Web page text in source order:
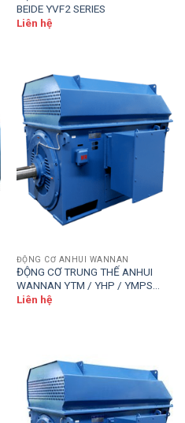
BEIDE YVF2 SERIES
Liên hệ
ĐỘNG CƠ ANHUI WANNAN
ĐỘNG CƠ TRUNG THẾ ANHUI
WANNAN YTM / YHP / YMPS
SERIES
Liên hệ